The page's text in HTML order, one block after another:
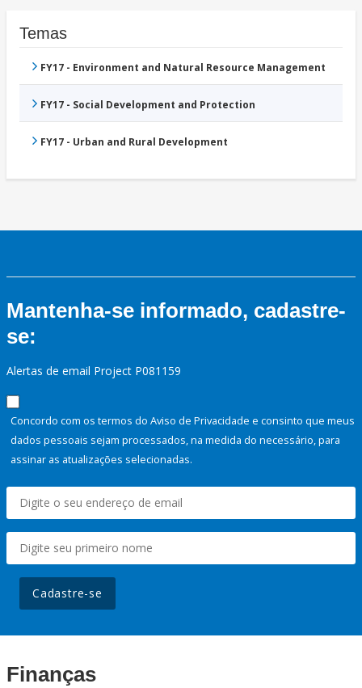
Temas
FY17 - Environment and Natural Resource Management
FY17 - Social Development and Protection
FY17 - Urban and Rural Development
Mantenha-se informado, cadastre-
se:
Alertas de email Project P081159
Concordo com os termos do Aviso de Privacidade e consinto que meus
dados pessoais sejam processados, na medida do necessário, para
assinar as atualizações selecionadas.
Cadastre-se
Finanças